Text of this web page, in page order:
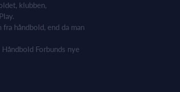
klubben,
håndbold, end da man
Forbunds nye